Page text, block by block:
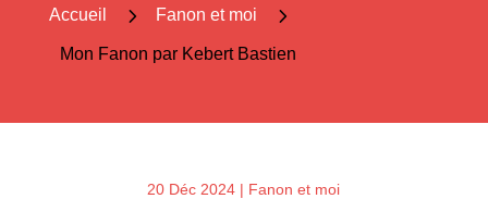
Accueil 5 Fanon et moi 5
Mon Fanon par Kebert Bastien
20 Déc 2024 | Fanon et moi